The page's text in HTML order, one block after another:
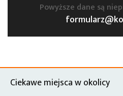
Powyższe dane są
Ciekawe miejsca w okolicy